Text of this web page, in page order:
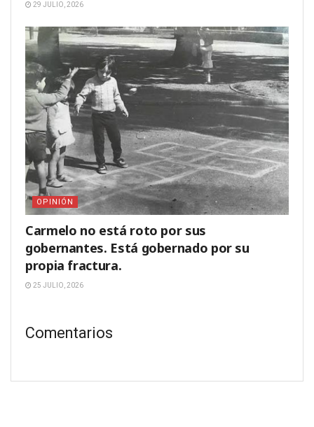
29 JULIO, 2026
OPINIÓN
Carmelo no está roto por sus
gobernantes. Está gobernado por su
propia fractura.
25 JULIO, 2026
Comentarios